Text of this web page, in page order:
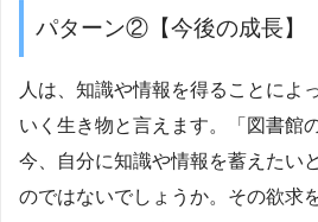
パターン②【今後の成長】
人は、知識や情報を得ることによ
いく生き物と言えます。「図書館
今、自分に知識や情報を蓄えたい
のではないでしょうか。その欲求